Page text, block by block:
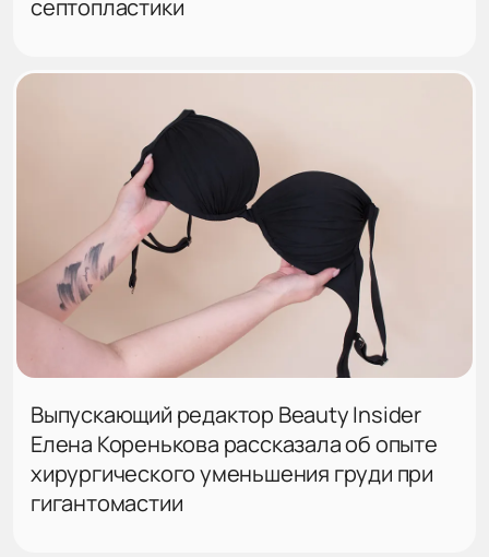
септопластики
Выпускающий редактор Beauty Insider
Елена Коренькова рассказала об опыте
хирургического уменьшения груди при
гигантомастии